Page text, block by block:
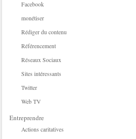
Facebook
monétiser
Rédiger du contenu
Référencement
Réseaux Sociaux
Sites intéressants
Twitter
Web TV
Entreprendre
Actions caritatives